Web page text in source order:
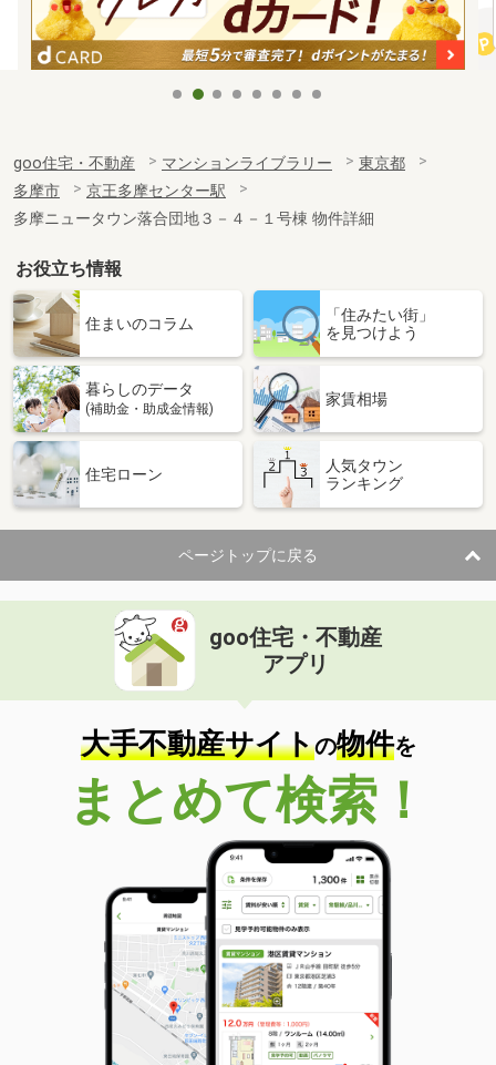
goo住宅・不動産 マンションライブラリー
東京都
多摩市
京王多摩センター駅
多摩ニュータウン落合団地３－４－１号棟 物件詳細
お役立ち情報
住まいのコラム
「住みたい街」
を見つけよう
暮らしのデータ
(補助金・助成金情報)
家賃相場
住宅ローン
人気タウン
ランキング
ページトップに戻る
goo住宅・不動産
アプリ
大手不動産サイトの物件を
まとめて検索！